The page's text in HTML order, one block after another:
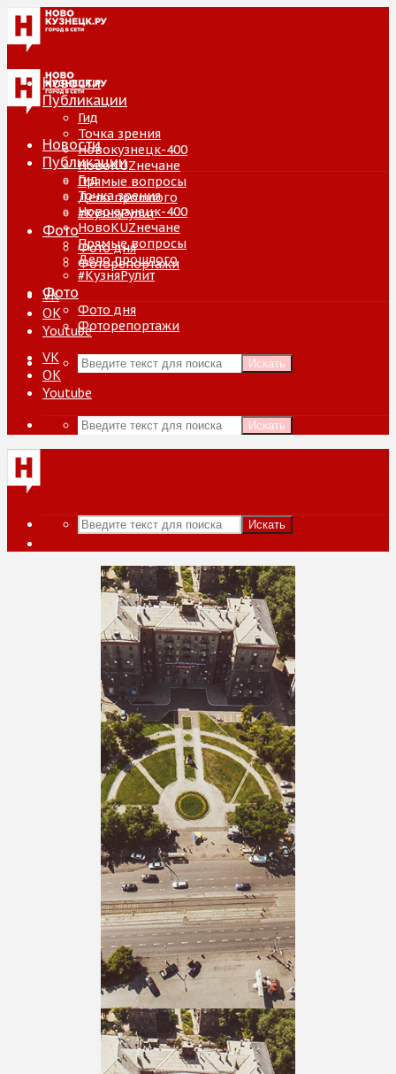
Новости
Публикации
Гид
Точка зрения
Новокузнецк-400
НовоKUZнечане
Прямые вопросы
Дело прошлого
#КузняРулит
Фото
Фото дня
Фоторепортажи
VK
ОК
Youtube
Искать
Новости
Публикации
Гид
Точка зрения
Новокузнецк-400
НовоKUZнечане
Прямые вопросы
Дело прошлого
#КузняРулит
Фото
Фото дня
Фоторепортажи
VK
ОК
Youtube
Искать
Искать